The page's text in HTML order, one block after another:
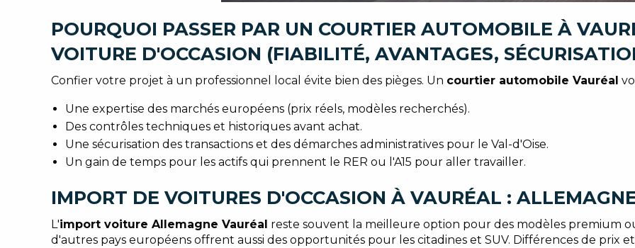
POURQUOI PASSER PAR UN COURTIER AUTOMOBILE À
VOITURE D'OCCASION (FIABILITÉ, AVANTAGES,
Confier votre projet à un professionnel local évite bien des pièges. Un courtier automobile Vauréal
Une expertise des marchés européens (prix réels, modèles recherchés).
Des contrôles techniques et historiques avant achat.
Une sécurisation des transactions et des démarches administratives pour le Val-d'Oise.
Un gain de temps pour les actifs qui prennent le RER ou l'A15 pour aller travailler.
IMPORT DE VOITURES D'OCCASION À VAURÉAL :
L'import voiture Allemagne Vauréal reste souvent la meilleure option pour des modèles premium
d'autres pays européens offrent aussi des opportunités pour les citadines et SUV. Différences de prix et